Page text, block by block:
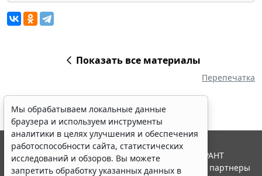
Показать все материалы
Перепечатка
Мы обрабатываем локальные данные
браузера и используем инструменты
аналитики в целях улучшения и обеспечения
работоспособности сайта, статистических
исследований и обзоров. Вы можете
запретить обработку указанных данных в
© ООО "НПП "ГАРАНТ-СЕРВИС", 2026. Система ГАРАНТ
выпускается с 1990 года. Компания "Гарант" и ее партнеры